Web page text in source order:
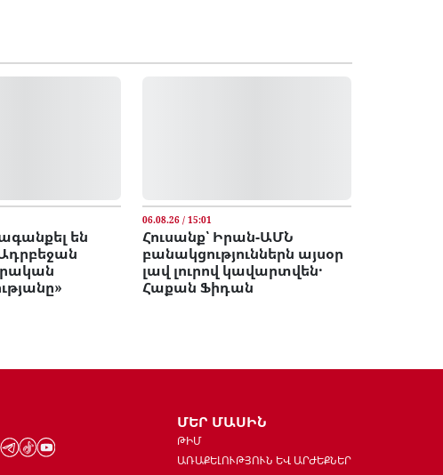
են
06.08.26 / 15:01
Հուսանք՝ Իրան-ԱՄՆ
բանակցություններն այսօր
լավ լուրով կավարտվեն․
Հաքան Ֆիդան
ՄԵՐ ՄԱՍԻՆ
ԹԻՄ
ԱՌԱՔԵԼՈՒԹՅՈՒՆ ԵՎ ԱՐԺԵՔՆԵՐ